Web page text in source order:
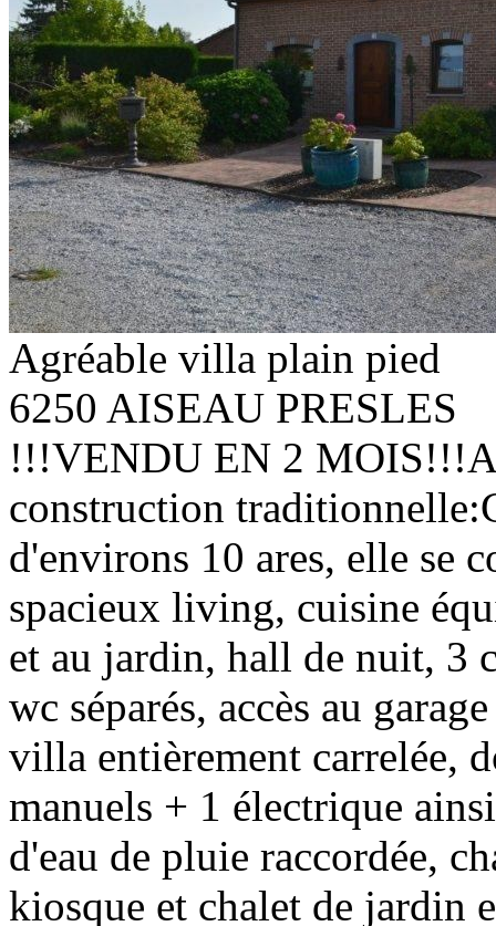
Agréable villa plain pied
6250 AISEAU PRESLES
!!!VENDU EN 2
construction
d'environs 10 ares, elle se
spacieux living, cuisine
et au jardin, hall de nuit, 3
wc séparés, accès au
villa entièrement carrelée,
manuels + 1 électrique
d'eau de pluie raccordée,
kiosque et chalet de jardin